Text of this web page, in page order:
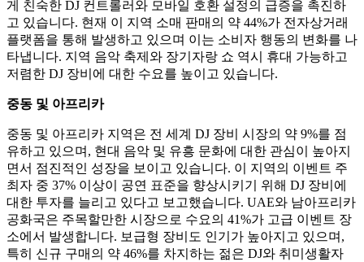
게 친숙한 DJ 컨트롤러와 모바일 호환 설정의 급증을 촉진하
고 있습니다. 현재 이 지역 소매 판매의 약 44%가 전자상거래
플랫폼을 통해 발생하고 있으며 이는 소비자 행동의 변화를 나
타냅니다. 지역 음악 축제와 장기자랑 쇼 역시 휴대 가능하고
저렴한 DJ 장비에 대한 수요를 높이고 있습니다.
중동 및 아프리카
중동 및 아프리카 지역은 전 세계 DJ 장비 시장의 약 9%를 점
유하고 있으며, 현대 음악 및 유흥 문화에 대한 관심이 높아지
면서 점진적인 성장을 보이고 있습니다. 이 지역의 이벤트 주
최자 중 37% 이상이 공연 표준을 향상시키기 위해 DJ 장비에
대한 투자를 늘리고 있다고 보고했습니다. UAE와 남아프리카
공화국은 주목할만한 시장으로 수요의 41%가 고급 이벤트 장
소에서 발생합니다. 보급형 장비도 인기가 높아지고 있으며,
특히 신규 구매의 약 46%를 차지하는 젊은 DJ와 취미생활자